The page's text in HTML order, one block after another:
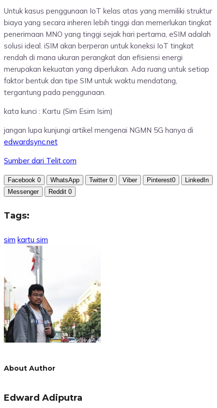
Untuk kasus penggunaan IoT kelas atas yang memiliki struktur
biaya yang secara inheren lebih tinggi dan memerlukan tingkat
penerimaan MNO yang tinggi sejak hari pertama, eSIM adalah
solusi ideal. iSIM akan berperan untuk koneksi IoT tingkat
rendah di mana ukuran perangkat dan efisiensi energi
merupakan kekuatan yang diperlukan. Ada ruang untuk setiap
faktor bentuk dan tipe SIM untuk waktu mendatang,
tergantung pada penggunaan.
kata kunci : Kartu (Sim Esim Isim)
jangan lupa kunjungi artikel mengenai NGMN 5G hanya di
edwardsync.net
Sumber dari Telit.com
Facebook 0 WhatsApp Twitter 0 Viber Pinterest0
LinkedIn
Messenger
Reddit 0
Tags:
sim kartu sim
About Author
Edward Adiputra